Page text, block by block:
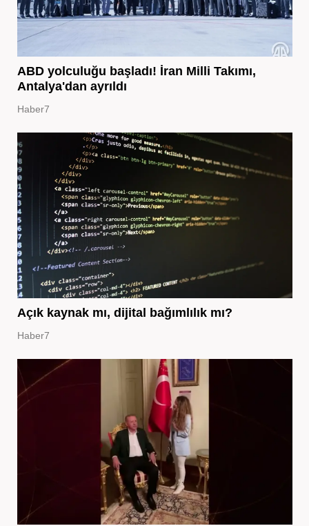
ABD yolculuğu başladı! İran Milli Takımı,
Antalya'dan ayrıldı
Haber7
Açık kaynak mı, dijital bağımlılık mı?
Haber7